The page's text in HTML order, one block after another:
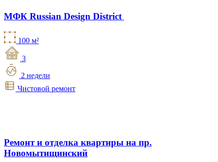
МФК Russian Design District
100 м²
3
2 недели
Чистовой ремонт
Ремонт и отделка квартиры на пр.
Новомытищинский